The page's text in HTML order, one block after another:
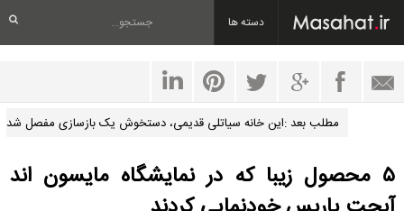
دسته ها
مطلب بعد :این خانه سیاتلی قدیمی، دستخوش یک بازسازی مفصل شد
۵ محصول زیبا که در نمایشگاه مایسون اند